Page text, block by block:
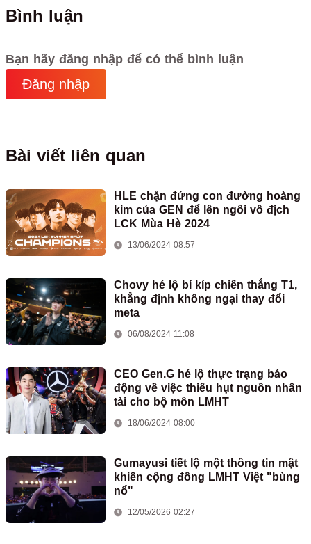
Bình luận
Bạn hãy đăng nhập để có thể bình luận
Đăng nhập
Bài viết liên quan
HLE chặn đứng con đường hoàng
kim của GEN để lên ngôi vô địch
LCK Mùa Hè 2024
13/06/2024 08:57
Chovy hé lộ bí kíp chiến thắng T1,
khẳng định không ngại thay đổi
meta
06/08/2024 11:08
CEO Gen.G hé lộ thực trạng báo
động về việc thiếu hụt nguồn nhân
tài cho bộ môn LMHT
18/06/2024 08:00
Gumayusi tiết lộ một thông tin mật
khiến cộng đồng LMHT Việt "bùng
nổ"
12/05/2026 02:27